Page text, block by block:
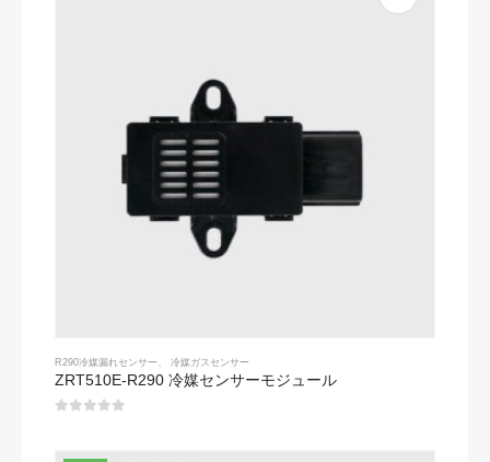
R290冷媒漏れセンサー 冷媒ガスセンサー
ZRT510E-R290 冷媒センサーモジュール